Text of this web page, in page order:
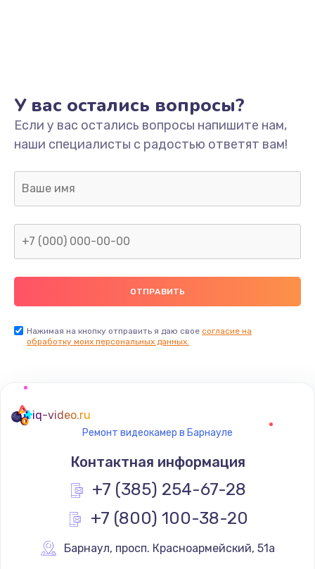
995 руб.
Заказать
Замена шлейфа матрицы
2600 руб.
Замена видеочипа
Ремонт разъема питания
745 руб.
Заказать
Замена видеокарты
1600 руб.
Заказать
У вас остались вопросы?
Если у вас остались вопросы напишите нам,
наши специалисты с радостью ответят вам!
Нажимая на кнопку отправить я даю свое согласие на
обработку моих персональных данных.
iq-video.ru
Ремонт видеокамер в Барнауле
Контактная информация
+7 (385) 254-67-28
+7 (800) 100-38-20
Барнаул, просп. Красноармейский, 51а